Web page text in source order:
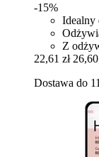
-15%
Idealny
Z
22,61 zł 26,60
Dostawa do